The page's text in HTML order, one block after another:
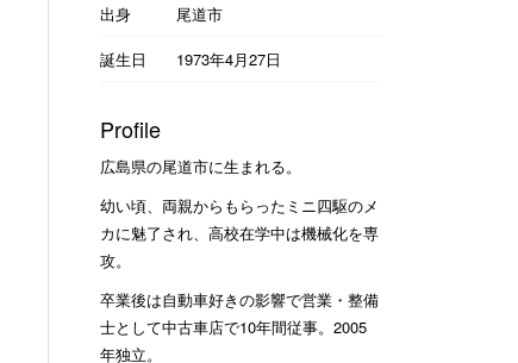
出身
尾道市
誕生日
1973年4月27日
Profile
広島県の尾道市に生まれる。
幼い頃、両親からもらったミニ四駆のメ
カに魅了され、高校在学中は機械化を専
攻。
卒業後は自動車好きの影響で営業・整備
士として中古車店で10年間従事。2005
年独立。